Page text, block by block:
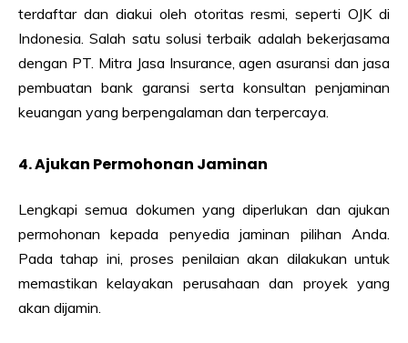
terdaftar dan diakui oleh otoritas resmi, seperti OJK di
Indonesia. Salah satu solusi terbaik adalah bekerjasama
dengan PT. Mitra Jasa Insurance, agen asuransi dan jasa
pembuatan bank garansi serta konsultan penjaminan
keuangan yang berpengalaman dan terpercaya.
4. Ajukan Permohonan Jaminan
Lengkapi semua dokumen yang diperlukan dan ajukan
permohonan kepada penyedia jaminan pilihan Anda.
Pada tahap ini, proses penilaian akan dilakukan untuk
memastikan kelayakan perusahaan dan proyek yang
akan dijamin.